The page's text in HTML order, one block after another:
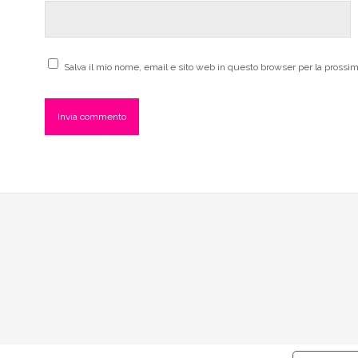
Salva il mio nome, email e sito web in questo browser per la